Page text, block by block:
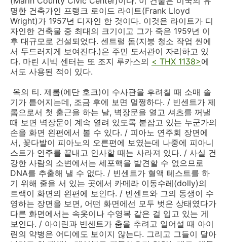
명한 건축가인 프랭크 로이드 라이트(Frank Lloyd
Wright)가 1957년 디자인 한 것이다. 이것은 라이트가 디
자인한 건축물 중 최대의 크기이고 그가 죽은 1959년 이
후 대규모로 건설되었다. 센트럴 돔(지붕 청소 작업 씬에
서 두드러지게 보여진다.)은 주민 도서관이 자리하고 있
다. 마린 시빅 센터는 또 조지 루카스의 < THX 1138>에
서도 사용된 적이 있다.
옥의 티. 제롬(에단 호크)이 수사관을 후려칠 때 소매 솔
기가 튿어지는데, 조금 후에 보면 멀쩡하다. / 빈센트가 제
롬으로서 첫 출근을 하는 날, 벽장문을 열고 셔츠를 꺼낼
때 보면 벽장문이 계속 열려 있도록 붙잡고 있는 누군가의
손을 화면 왼편에서 볼 수 있다. / 피아노 연주회 장면에
서, 꽃다발이 피아노의 오른편에 보였는데 나중에 피아니
스트가 연주를 끝내고 인사할 때는 사라져 있다. / 사실 건
강한 사람의 소변에서는 세포핵을 발견할 수 없으므로
DNA를 추출해 낼 수 없다. / 빈센트가 혈액 테스트를 하
기 위해 줄을 서 있는 곳에서 카메라 이동수레(dolly)의
트랙이 화면의 왼편에 보인다. / 빈센트와 그의 동생이 수
영하는 장면을 보면, 어떤 화면에선 모두 벗은 상태였다가
다른 화면에서는 속옷이나 수영복 같은 걸 입고 있는 게
보인다. / 아이린과 빈센트가 춤을 추려고 일어설 때 아이
린의 약병은 어디에도 보이지 않는다. 그리고 그들이 달아